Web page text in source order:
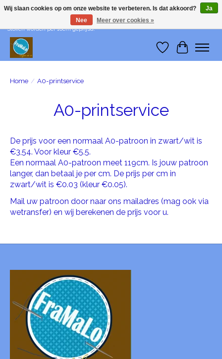
Wij leveren me-time! Levering in België: €1 - Levering in Nederland: €3 -
Stoffen worden per 10cm geprijsd!
Verlanglijst
Home / A0-printservice
A0-printservice
De prijs voor een normaal A0-patroon in zwart/wit is
€3,54. Voor kleur €5.5.
Een normaal A0-patroon meet 119cm. Is jouw patroon
langer, dan betaal je per cm. De prijs per cm in
zwart/wit is €0.03 (kleur €0.05).
Mail uw patroon door naar ons mailadres (mag ook via
wetransfer) en wij berekenen de prijs voor u.
Wij slaan cookies op om onze website te verbeteren. Is dat akkoord?
Ja
Nee
Meer over cookies »